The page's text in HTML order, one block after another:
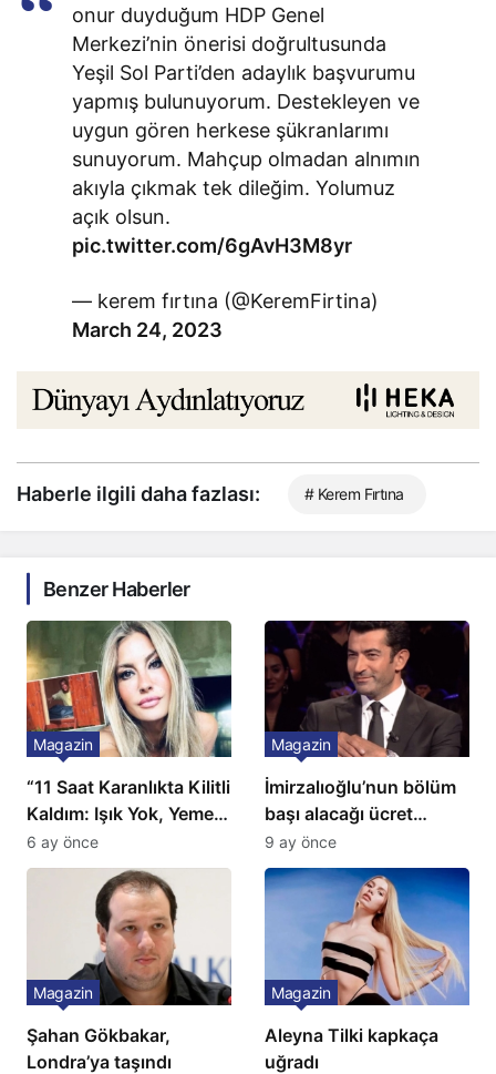
onur duyduğum HDP Genel
Merkezi’nin önerisi doğrultusunda
Yeşil Sol Parti’den adaylık başvurumu
yapmış bulunuyorum. Destekleyen ve
uygun gören herkese şükranlarımı
sunuyorum. Mahçup olmadan alnımın
akıyla çıkmak tek dileğim. Yolumuz
açık olsun.
pic.twitter.com/6gAvH3M8yr
— kerem fırtına (@KeremFirtina)
March 24, 2023
Haberle ilgili daha fazlası: # Kerem Fırtına
Benzer Haberler
“11 Saat Karanlıkta Kilitli
Kaldım: Işık Yok, Yemek
Yok, Tuvalet Yok!”
Çağla Şikel’den Şok
Magazin
6 ay önce
İmirzalıoğlu’nun bölüm
başı alacağı ücret
Türkiye’de bir ilk:
Gözünü 2 ilçeye dikti!
Magazin
9 ay önce
Şahan Gökbakar,
Londra’ya taşındı
Magazin
Aleyna Tilki kapkaça
uğradı
Magazin